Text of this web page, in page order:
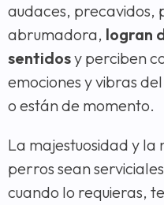
audaces, precavidos,
abrumadora, logran
sentidosy perciben
emociones y vibras
o están de momento.
La majestuosidad y la
perros sean
cuando lo requieras,